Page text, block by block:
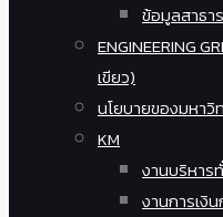
ข้อมูลสาธา
ENGINEERING
เขียว)
นโยบายของมหาวิ
KM
งานบริหาร
งานการเงิ